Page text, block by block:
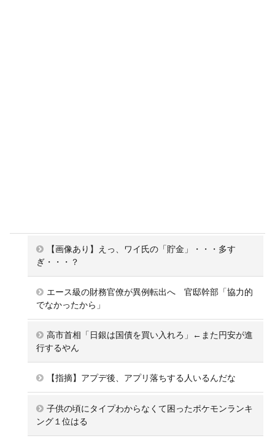
【画像あり】えっ、ワイ氏の「貯金」・・・多す
ぎ・・・？
エース級の財務官僚が異例転出へ 官邸幹部「協力的
でなかったから」
高市首相「日銀は国債を買い入れろ」←また円安が進
行するやん
【指摘】アプデ後、アプリ落ちする人いるんだな
子供の頃にタイプわからなくて困ったポケモンランキ
ング１位はる